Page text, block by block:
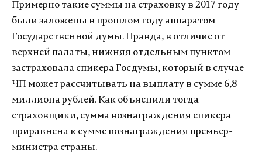
Примерно такие суммы на страховку в 2017 году
были заложены в прошлом году аппаратом
Государственной думы. Правда, в отличие от
верхней палаты, нижняя отдельным пунктом
застраховала спикера Госдумы, который в случае
ЧП может рассчитывать на выплату в сумме 6,8
миллиона рублей. Как объяснили тогда
страховщики, сумма вознаграждения спикера
приравнена к сумме вознаграждения премьер-
министра страны.